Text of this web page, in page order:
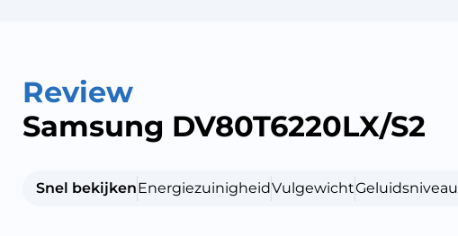
Review
Samsung DV80T6220LX/S2
Snel bekijkenEnergiezuinigheidVulgewichtGeluidsniveau